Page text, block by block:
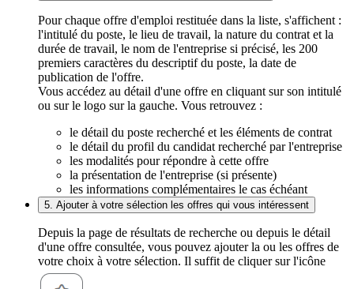
Pour chaque offre d'emploi restituée dans la liste, s'affichent :
l'intitulé du poste, le lieu de travail, la nature du contrat et la
durée de travail, le nom de l'entreprise si précisé, les 200
premiers caractères du descriptif du poste, la date de
publication de l'offre.
Vous accédez au détail d'une offre en cliquant sur son intitulé
ou sur le logo sur la gauche. Vous retrouvez :
le détail du poste recherché et les éléments de contrat
le détail du profil du candidat recherché par l'entreprise
les modalités pour répondre à cette offre
la présentation de l'entreprise (si présente)
les informations complémentaires le cas échéant
5. Ajouter à votre sélection les offres qui vous intéressent
Depuis la page de résultats de recherche ou depuis le détail
d'une offre consultée, vous pouvez ajouter la ou les offres de
votre choix à votre sélection. Il suffit de cliquer sur l'icône